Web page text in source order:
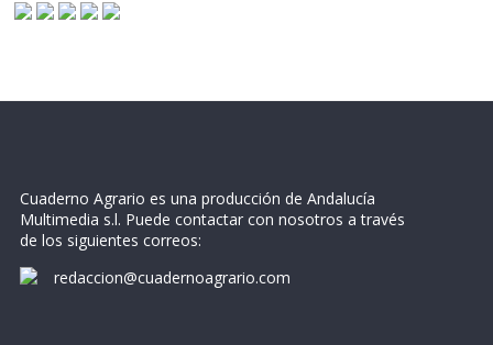
Cuaderno Agrario es una producción de Andalucía
Multimedia s.l. Puede contactar con nosotros a través
de los siguientes correos:
redaccion@cuadernoagrario.com